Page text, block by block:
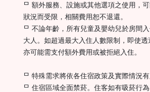
ᄆ 額外服務、設施或其他選項之使用，
狀況而受限，相關費用恕不退還。
ᄆ 不論年齡，所有兒童及嬰幼兒於房間
大人。如超過最大入住人數限制，即使透
亦可能需支付額外費用或被拒絕入住。
ᄆ 特殊需求將依各住宿政策及實際情況有
ᄆ 住宿區域全面禁菸。住客如有吸菸行